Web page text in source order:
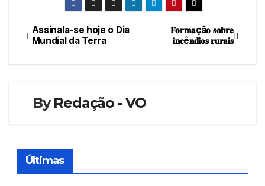
Navegação
𝐅𝐨𝐫𝐦𝐚çã𝐨 𝐬𝐨𝐛𝐫𝐞
𝐢𝐧𝐜ê𝐧𝐝𝐢𝐨𝐬 𝐫𝐮𝐫𝐚𝐢𝐬
Assinala-se hoje o Dia
Mundial da Terra
ByRedação - VO
Últimas